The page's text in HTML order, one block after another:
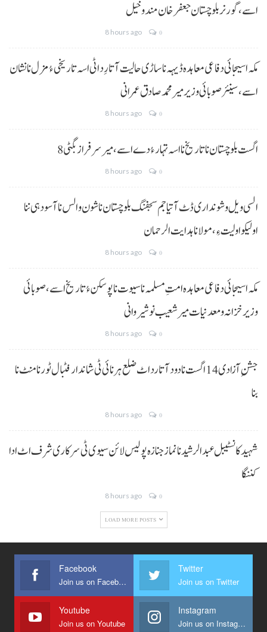
اسے،گورنر بلوچستان جعفر خان مندوخیل
8 hours ago 0
مکہ اسیجائی دفاعی معاہدہ ڈیہہ نا ساڑی حالیت آتا رِد اٹی اسہ تاریخی ءُ مزل نا نشان
اسے،سینئر صوبائی وزیر میر محمد صادق عمرانی
8 hours ago 0
8 اگست بلوچستان نا تاریخ نا اسہ تہار ءُ دے اسے، میرسرفراز بگٹی
8 hours ago 0
السی ویل و شونداری ڈٹ آتیا جم سجفنگ بلوچستان نا شون و الس نا آسودہی ننا
اولیکو اولیت ءِ،مولانا ہدایت الرحمان
8 hours ago 0
مکہ اسیجائی دفاعی معاہدہ امتِ مسلمہ نا سیوت نا پوسکن ءُ تاریخ اسے، صوبائی
وزیر خزانہ و معدنیات میر شعیب نوشیروانی
8 hours ago 0
جشنِ آزادی 14 اگست نا دود آتا رد اٹ ضلع ہرنائی ٹی شاندار فٹبال ٹورنامنٹ نا
بنا
8 hours ago 0
شہید کانسٹیبل عبدالرشید نا نماز جنازہ پولیس لائن سیوی ٹی سرکاری شرف اٹ ادا
کننگا
8 hours ago 0
LOAD MORE POSTS
Facebook
Join us on Facebook
Twitter
Join us on Twitter
Youtube
Join us on Youtube
Instagram
Join us on Instagram